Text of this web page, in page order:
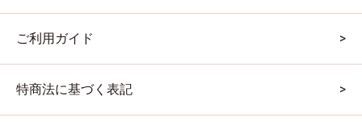
ご利用ガイド
特商法に基づく表記